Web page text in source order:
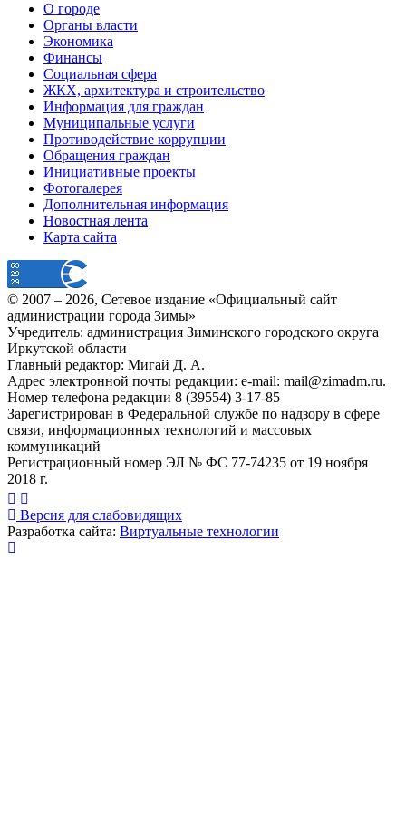
О городе
Органы власти
Экономика
Финансы
Социальная сфера
ЖКХ, архитектура и строительство
Информация для граждан
Муниципальные услуги
Противодействие коррупции
Обращения граждан
Инициативные проекты
Фотогалерея
Дополнительная информация
Новостная лента
Карта сайта
© 2007 – 2026, Сетевое издание «Официальный сайт
администрации города Зимы»
Учредитель: администрация Зиминского городского округа
Иркутской области
Главный редактор: Мигай Д. А.
Адрес электронной почты редакции: e-mail: mail@zimadm.ru.
Номер телефона редакции 8 (39554) 3-17-85
Зарегистрирован в Федеральной службе по надзору в сфере
связи, информационных технологий и массовых
коммуникаций
Регистрационный номер ЭЛ № ФС 77-74235 от 19 ноября
2018 г.
Версия для слабовидящих
Разработка сайта: Виртуальные технологии